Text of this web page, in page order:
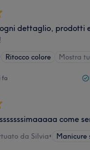
dettaglio, prodotti
Ritocco colore Mostra
fa
come
da Silvia• Manicure